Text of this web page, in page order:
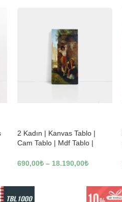
2 Kadın | Kanvas Tablo |
Cam Tablo | Mdf Tablo |
690,00₺ – 18.190,00₺